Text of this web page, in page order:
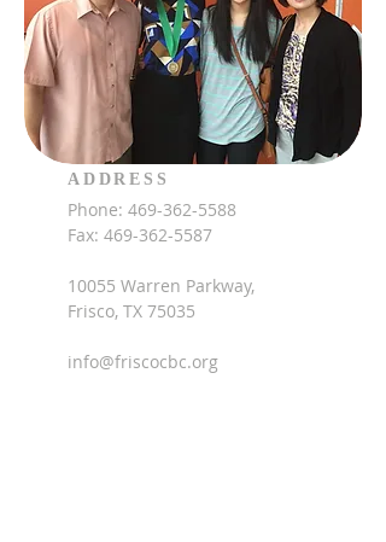
ADDRESS
Phone: 469-362-5588
Fax: 469-362-5587
10055 Warren Parkway,
Frisco, TX 75035
info@friscocbc.org